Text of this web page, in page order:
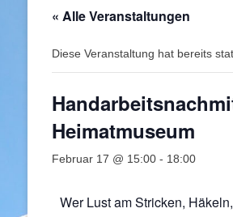
« Alle Veranstaltungen
Diese Veranstaltung hat bereits
Heimatmuseum
Februar 17 @ 15:00 - 18:00
Wer Lust am Stricken, Häkeln,